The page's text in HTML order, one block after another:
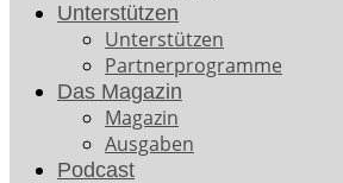
Unterstützen
Unterstützen
Partnerprogramme
Das Magazin
Magazin
Ausgaben
Podcast